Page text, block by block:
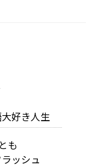
好き人生
も
ッシュ